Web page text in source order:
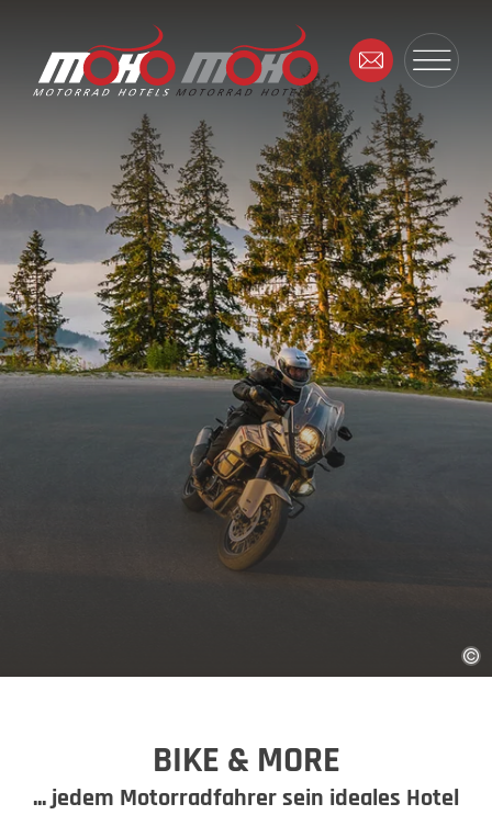
BIKE & MORE
... jedem Motorradfahrer sein ideales Hotel